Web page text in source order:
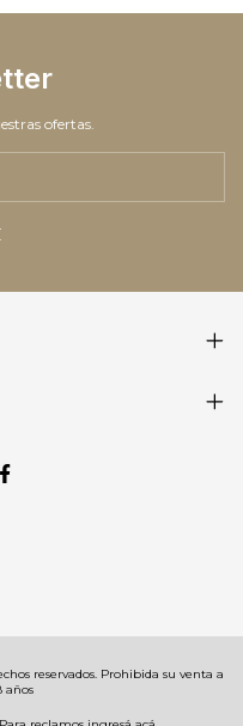
ofertas.
reservados.